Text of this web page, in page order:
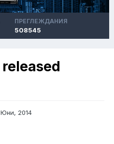
ПРЕГЛЕЖДАНИЯ
508545
released
Юни, 2014